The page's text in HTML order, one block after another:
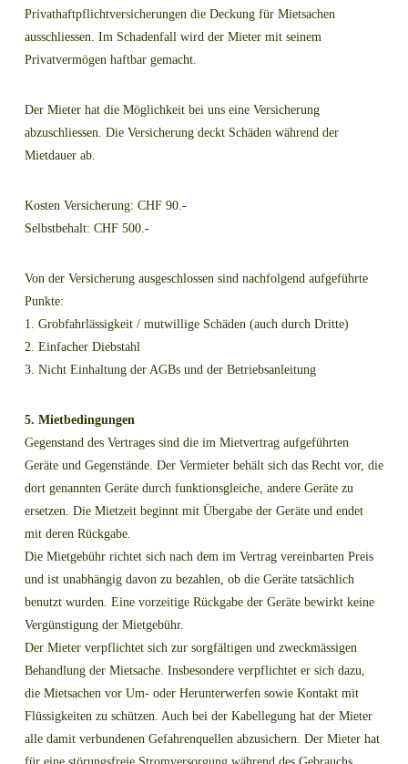
Privathaftpflichtversicherungen die Deckung für Mietsachen
ausschliessen. Im Schadenfall wird der Mieter mit seinem
Privatvermögen haftbar gemacht.
Der Mieter hat die Möglichkeit bei uns eine Versicherung
abzuschliessen. Die Versicherung deckt Schäden während der
Mietdauer ab.
Kosten Versicherung: CHF 90.-
Selbstbehalt: CHF 500.-
Von der Versicherung ausgeschlossen sind nachfolgend aufgeführte
Punkte:
1. Grobfahrlässigkeit / mutwillige Schäden (auch durch Dritte)
2. Einfacher Diebstahl
3. Nicht Einhaltung der AGBs und der Betriebsanleitung
5. Mietbedingungen
Gegenstand des Vertrages sind die im Mietvertrag aufgeführten
Geräte und Gegenstände. Der Vermieter behält sich das Recht vor, die
dort genannten Geräte durch funktionsgleiche, andere Geräte zu
ersetzen. Die Mietzeit beginnt mit Übergabe der Geräte und endet
mit deren Rückgabe.
Die Mietgebühr richtet sich nach dem im Vertrag vereinbarten Preis
und ist unabhängig davon zu bezahlen, ob die Geräte tatsächlich
benutzt wurden. Eine vorzeitige Rückgabe der Geräte bewirkt keine
Vergünstigung der Mietgebühr.
Der Mieter verpflichtet sich zur sorgfältigen und zweckmässigen
Behandlung der Mietsache. Insbesondere verpflichtet er sich dazu,
die Mietsachen vor Um- oder Herunterwerfen sowie Kontakt mit
Flüssigkeiten zu schützen. Auch bei der Kabellegung hat der Mieter
alle damit verbundenen Gefahrenquellen abzusichern. Der Mieter hat